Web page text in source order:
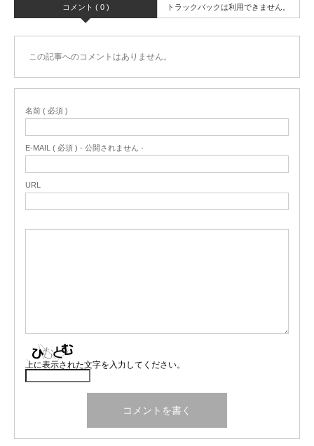
コメント ( 0 ) トラックバックは利用できません。
この記事へのコメントはありません。
名前 ( 必須 )
E-MAIL ( 必須 ) - 公開されません -
URL
上に表示された文字を入力してください。